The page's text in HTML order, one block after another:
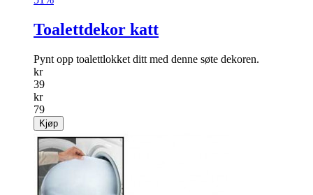
Toalettdekor katt
Pynt opp toalettlokket ditt med denne søte dekoren.
kr
39
kr
79
Kjøp